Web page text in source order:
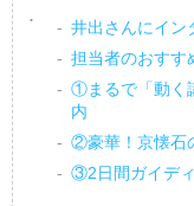
井出さんにイン
担当者のおすす
①まるで「動く
内
②豪華！京懐石
③2日間ガイデ